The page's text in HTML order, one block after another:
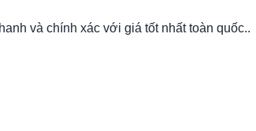
và chính xác với giá tốt nhất toàn quốc..